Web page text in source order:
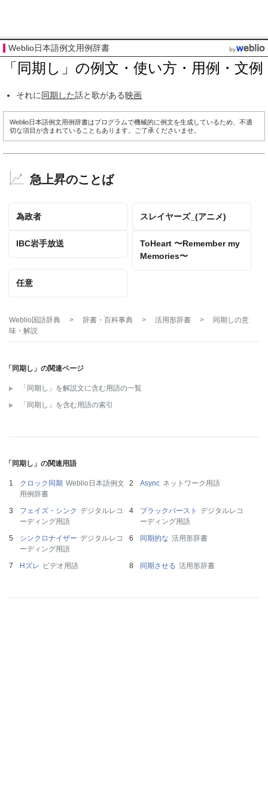
Weblio日本語例文用例辞書
「同期し」の例文・使い方・用例・文例
それに同期した話と歌がある映画
Weblio日本語例文用例辞書はプログラムで機械的に例文を生成しているため、不適
切な項目が含まれていることもあります。ご了承くださいませ。
急上昇のことば
為政者 スレイヤーズ_(アニメ)
IBC岩手放送
ToHeart 〜Remember my
Memories〜
任意
Weblio国語辞典 > 辞書・百科事典 > 活用形辞書 > 同期しの意
味・解説
「同期し」の関連ページ
「同期し」を解説文に含む用語の一覧
「同期し」を含む用語の索引
「同期し」の関連用語
クロック同期 Weblio日本語例文
用例辞書
Async ネットワーク用語
フェイズ・シンク デジタルレコ
ーディング用語
ブラックバースト デジタルレコ
ーディング用語
シンクロナイザー デジタルレコ
ーディング用語
同期的な 活用形辞書
Hズレ ビデオ用語 同期させる 活用形辞書